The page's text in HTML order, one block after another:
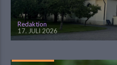
Redaktion
17. JULI 2026